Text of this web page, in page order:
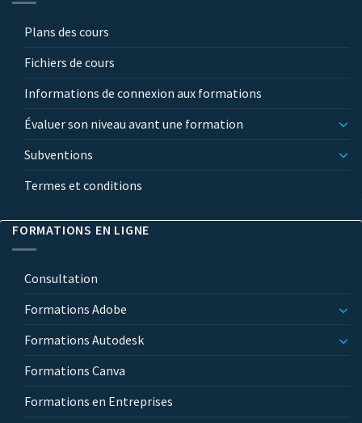
Plans des cours
Fichiers de cours
Informations de connexion aux formations
Évaluer son niveau avant une formation
Subventions
Termes et conditions
FORMATIONS EN LIGNE
Consultation
Formations Adobe
Formations Autodesk
Formations Canva
Formations en Entreprises